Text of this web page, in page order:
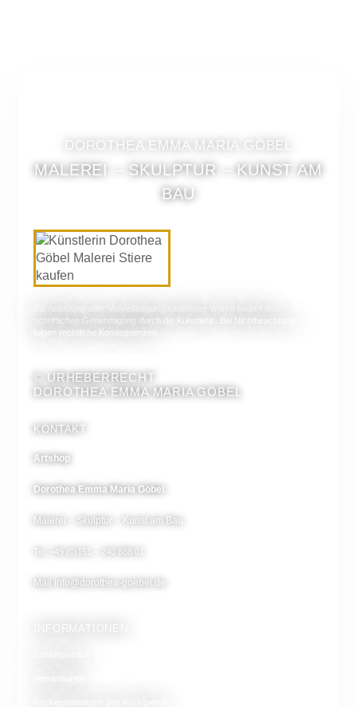
DOROTHEA EMMA MARIA GÖBEL
MALEREI – SKULPTUR – KUNST AM
BAU
schriftlichen Genehmigung durch die Künstlerin. Bei Nichtbeachtung
folgen rechtliche Konsequenzen.
© URHEBERRECHT
DOROTHEA EMMA MARIA GÖBEL
KONTAKT
Artshop
Dorothea Emma Maria Göbel
Malerei – Skulptur – Kunst am Bau
Tel. +49 (0)151 – 240 888 01
Mail info@dorothea-goebel.de
INFORMATIONEN